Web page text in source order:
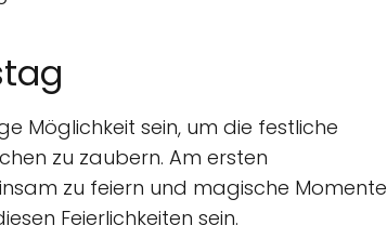
Möglichkeit sein, um die festliche
zu zaubern. Am ersten
zu feiern und magische Momente
Feierlichkeiten sein.